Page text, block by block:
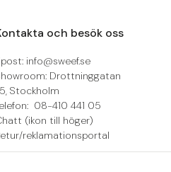
och besök oss
info@sweef.se
Drottninggatan
Stockholm
08-410 441 05
(ikon till höger)
reklamationsportal